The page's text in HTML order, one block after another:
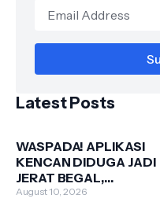
Latest Posts
WASPADA! APLIKASI
KENCAN DIDUGA JADI
JERAT BEGAL,
KEMENKOMDIGI TURUN
August 10, 2026